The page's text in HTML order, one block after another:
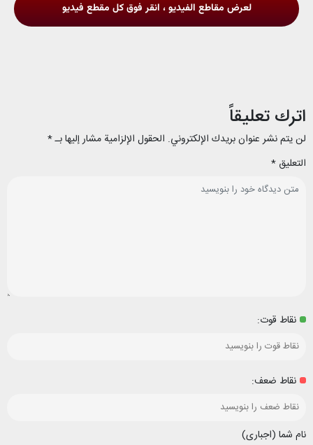
لعرض مقاطع الفيديو ، انقر فوق كل مقطع فيديو
اترك تعليقاً
لن يتم نشر عنوان بريدك الإلكتروني. الحقول الإلزامية مشار إليها بـ*
التعليق *
نقاط قوت:
نقاط ضعف:
نام شما (اجباری)